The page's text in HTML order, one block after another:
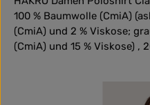
100 % Baumwolle (CmiA)
(CmiA) und 2 % Viskose;
(CmiA) und 15 % Viskose) ,